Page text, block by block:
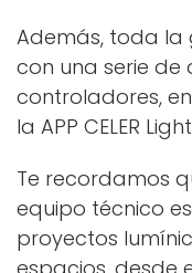
Además, toda la
con una serie de
controladores,
la APP CELER
Te recordamos
equipo técnico
proyectos